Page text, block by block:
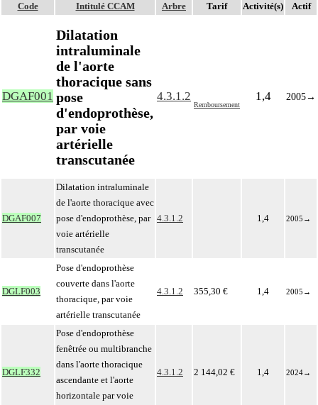
Code Intitulé CCAM Arbre Tarif Activité(s) Actif
DGAF001
Dilatation
intraluminale
de l'aorte
thoracique sans
pose
d'endoprothèse,
par voie
artérielle
transcutanée
4.3.1.2
Remboursement
1,4 2005→
DGAF007
Dilatation intraluminale
de l'aorte thoracique avec
pose d'endoprothèse, par
voie artérielle
transcutanée
4.3.1.2 1,4 2005 →
DGLF003
Pose d'endoprothèse
couverte dans l'aorte
thoracique, par voie
artérielle transcutanée
4.3.1.2 355,30 € 1,4 2005 →
DGLF332
Pose d'endoprothèse
fenêtrée ou multibranche
dans l'aorte thoracique
ascendante et l'aorte
horizontale par voie
4.3.1.2 2 144,02 € 1,4 2024→